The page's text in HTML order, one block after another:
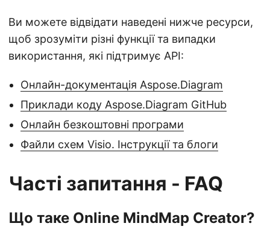
Ви можете відвідати наведені нижче ресурси,
щоб зрозуміти різні функції та випадки
використання, які підтримує API:
Онлайн-документація Aspose.Diagram
Приклади коду Aspose.Diagram GitHub
Онлайн безкоштовні програми
Файли схем Visio. Інструкції та блоги
Часті запитання - FAQ
Що таке Online MindMap Creator?